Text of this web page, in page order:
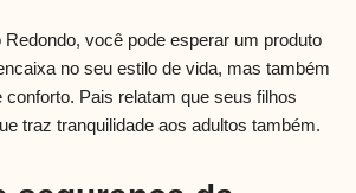
você pode esperar um produto
no seu estilo de vida, mas também
Pais relatam que seus filhos
traz tranquilidade aos adultos também.